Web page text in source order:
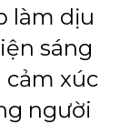
làm dịu
sáng
cảm xúc
người